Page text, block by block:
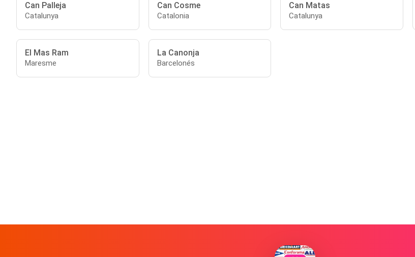
Can Palleja
Catalunya
Can Cosme
Catalonia
Can Matas
Catalunya
El Mas Ram
Maresme
La Canonja
Barcelonés